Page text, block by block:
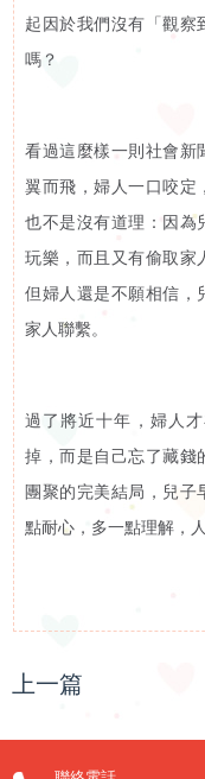
起因於我們沒有「觀察
嗎？
看過這麼樣一則社會新
翼而飛，婦人一口咬定
也不是沒有道理：因為
玩樂，而且又有偷取家
但婦人還是不願相信，
家人聯繫。
過了將近十年，婦人
掉，而是自己忘了藏錢
團聚的完美結局，兒子
點耐心，多一點理解，
上一篇